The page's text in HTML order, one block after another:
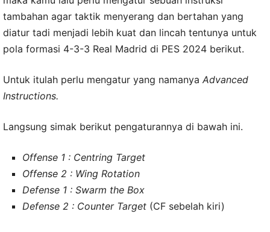
tambahan agar taktik menyerang dan bertahan yang
diatur tadi menjadi lebih kuat dan lincah tentunya untuk
pola formasi 4-3-3 Real Madrid di PES 2024 berikut.
Untuk itulah perlu mengatur yang namanya Advanced
Instructions.
Langsung simak berikut pengaturannya di bawah ini.
Offense 1 : Centring Target
Offense 2 : Wing Rotation
Defense 1 : Swarm the Box
Defense 2 : Counter Target (CF sebelah kiri)